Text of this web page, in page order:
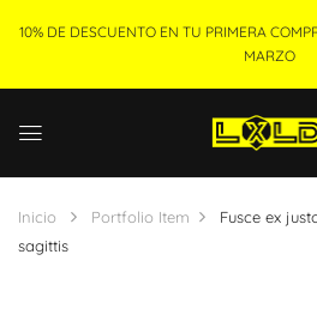
10% DE DESCUENTO EN TU PRIMERA
MARZO
Inicio Portfolio Item Fusce ex
sagittis